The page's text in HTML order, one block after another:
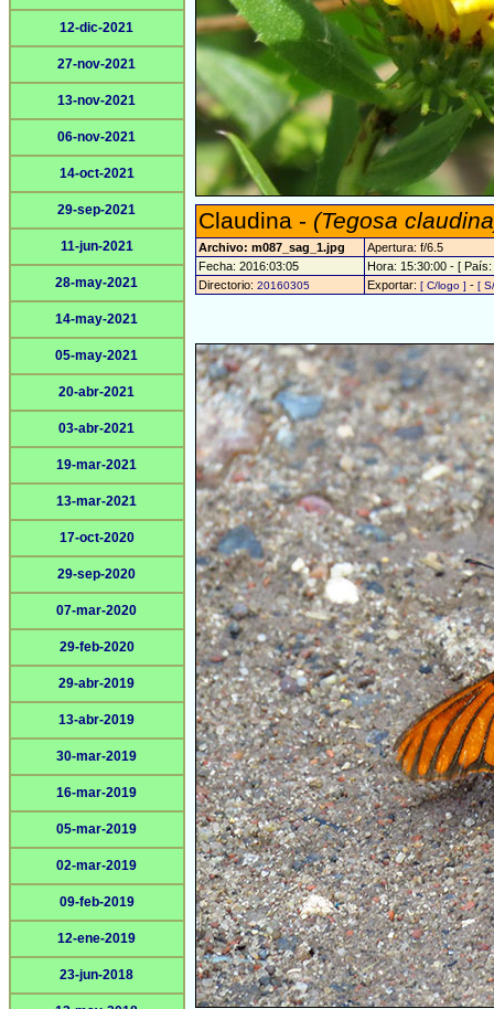
12-dic-2021
27-nov-2021
13-nov-2021
06-nov-2021
14-oct-2021
29-sep-2021
11-jun-2021
28-may-2021
14-may-2021
05-may-2021
20-abr-2021
03-abr-2021
19-mar-2021
13-mar-2021
17-oct-2020
29-sep-2020
07-mar-2020
29-feb-2020
29-abr-2019
13-abr-2019
30-mar-2019
16-mar-2019
05-mar-2019
02-mar-2019
09-feb-2019
12-ene-2019
23-jun-2018
Claudina - (Tegosa
Archivo: m087_sag_1.jpg
Apertura: f/6.5
Fecha: 2016:03:05
Hora: 15:30:00 - [ País:
Directorio: 20160305 Exportar: [ C/logo ] - [